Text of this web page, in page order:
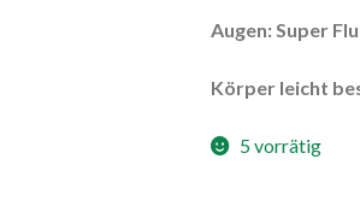
Augen: Super
Körper leicht
5 vorrätig